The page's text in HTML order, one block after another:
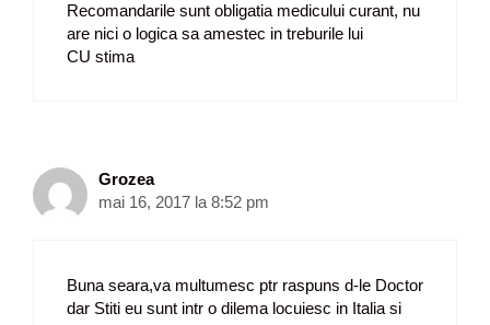
Recomandarile sunt obligatia medicului curant, nu
are nici o logica sa amestec in treburile lui
CU stima
Grozea
mai 16, 2017 la 8:52 pm
Buna seara,va multumesc ptr raspuns d-le Doctor
dar Stiti eu sunt intr o dilema locuiesc in Italia si